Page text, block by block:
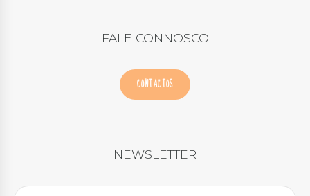
FALE CONNOSCO
CONTACTOS
NEWSLETTER